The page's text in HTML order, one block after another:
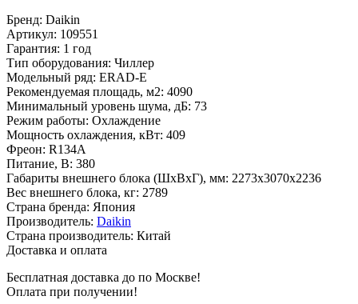
Бренд: Daikin
Артикул: 109551
Гарантия: 1 год
Тип оборудования: Чиллер
Модельный ряд: ERAD-E
Рекомендуемая площадь, м2: 4090
Минимальный уровень шума, дБ: 73
Режим работы: Охлаждение
Мощность охлаждения, кВт: 409
Фреон: R134A
Питание, В: 380
Габариты внешнего блока (ШхВхГ), мм: 2273x3070x2236
Вес внешнего блока, кг: 2789
Страна бренда: Япония
Производитель: Daikin
Страна производитель: Китай
Доставка и оплата
Бесплатная доставка до по Москве!
Оплата при получении!